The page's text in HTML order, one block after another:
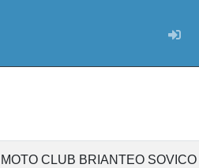
MOTO CLUB BRIANTEO